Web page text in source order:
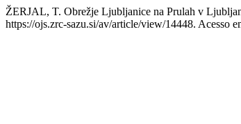
ŽERJAL, T. Obrežje Ljubljanice na Prulah v
https://ojs.zrc-sazu.si/av/article/view/14448. Acesso